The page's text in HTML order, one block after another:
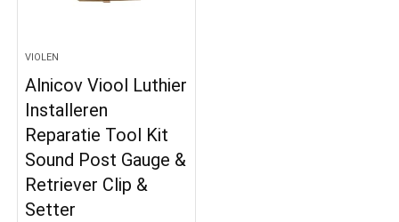
VIOLEN
Alnicov Viool Luthier
Installeren
Reparatie Tool Kit
Sound Post Gauge &
Retriever Clip &
Setter